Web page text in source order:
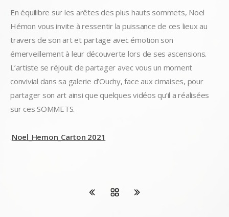
En équilibre sur les arêtes des plus hauts sommets, Noel
Hémon vous invite à ressentir la puissance de ces lieux au
travers de son art et partage avec émotion son
émerveillement à leur découverte lors de ses ascensions.
L’artiste se réjouit de partager avec vous un moment
convivial dans sa galerie d’Ouchy, face aux cimaises, pour
partager son art ainsi que quelques vidéos qu’il a réalisées
sur ces SOMMETS.
.Noel_Hemon_Carton 2021